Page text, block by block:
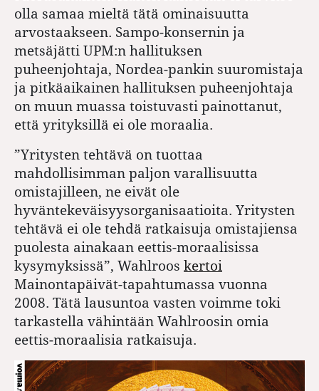
olla samaa mieltä tätä ominaisuutta
arvostaakseen. Sampo-konsernin ja
metsäjätti UPM:n hallituksen
puheenjohtaja, Nordea-pankin suuromistaja
ja pitkäaikainen hallituksen puheenjohtaja
on muun muassa toistuvasti painottanut,
että yrityksillä ei ole moraalia.
”Yritysten tehtävä on tuottaa
mahdollisimman paljon varallisuutta
omistajilleen, ne eivät ole
hyväntekeväisyysorganisaatioita. Yritysten
tehtävä ei ole tehdä ratkaisuja omistajiensa
puolesta ainakaan eettis-moraalisissa
kysymyksissä”, Wahlroos kertoi
Mainontapäivät-tapahtumassa vuonna
2008. Tätä lausuntoa vasten voimme toki
tarkastella vähintään Wahlroosin omia
eettis-moraalisia ratkaisuja.